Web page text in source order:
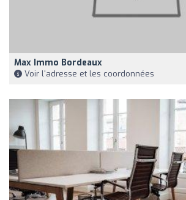
Max Immo Bordeaux
Voir l'adresse et les coordonnées